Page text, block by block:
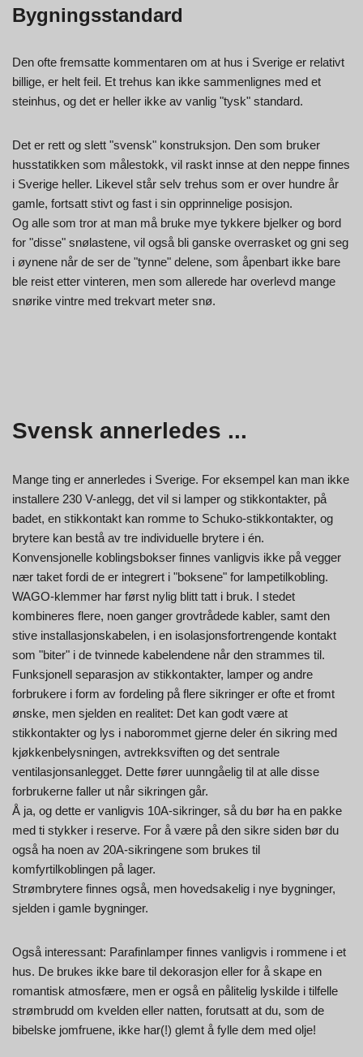
Bygningsstandard
Den ofte fremsatte kommentaren om at hus i Sverige er relativt
billige, er helt feil. Et trehus kan ikke sammenlignes med et
steinhus, og det er heller ikke av vanlig "tysk" standard.
Det er rett og slett "svensk" konstruksjon. Den som bruker
husstatikken som målestokk, vil raskt innse at den neppe finnes
i Sverige heller. Likevel står selv trehus som er over hundre år
gamle, fortsatt stivt og fast i sin opprinnelige posisjon.
Og alle som tror at man må bruke mye tykkere bjelker og bord
for "disse" snølastene, vil også bli ganske overrasket og gni seg
i øynene når de ser de "tynne" delene, som åpenbart ikke bare
ble reist etter vinteren, men som allerede har overlevd mange
snørike vintre med trekvart meter snø.
Svensk annerledes ...
Mange ting er annerledes i Sverige. For eksempel kan man ikke
installere 230 V-anlegg, det vil si lamper og stikkontakter, på
badet, en stikkontakt kan romme to Schuko-stikkontakter, og
brytere kan bestå av tre individuelle brytere i én.
Konvensjonelle koblingsbokser finnes vanligvis ikke på vegger
nær taket fordi de er integrert i "boksene" for lampetilkobling.
WAGO-klemmer har først nylig blitt tatt i bruk. I stedet
kombineres flere, noen ganger grovtrådede kabler, samt den
stive installasjonskabelen, i en isolasjonsfortrengende kontakt
som "biter" i de tvinnede kabelendene når den strammes til.
Funksjonell separasjon av stikkontakter, lamper og andre
forbrukere i form av fordeling på flere sikringer er ofte et fromt
ønske, men sjelden en realitet: Det kan godt være at
stikkontakter og lys i naborommet gjerne deler én sikring med
kjøkkenbelysningen, avtrekksviften og det sentrale
ventilasjonsanlegget. Dette fører uunngåelig til at alle disse
forbrukerne faller ut når sikringen går.
Å ja, og dette er vanligvis 10A-sikringer, så du bør ha en pakke
med ti stykker i reserve. For å være på den sikre siden bør du
også ha noen av 20A-sikringene som brukes til
komfyrtilkoblingen på lager.
Strømbrytere finnes også, men hovedsakelig i nye bygninger,
sjelden i gamle bygninger.
Også interessant: Parafinlamper finnes vanligvis i rommene i et
hus. De brukes ikke bare til dekorasjon eller for å skape en
romantisk atmosfære, men er også en pålitelig lyskilde i tilfelle
strømbrudd om kvelden eller natten, forutsatt at du, som de
bibelske jomfruene, ikke har(!) glemt å fylle dem med olje!